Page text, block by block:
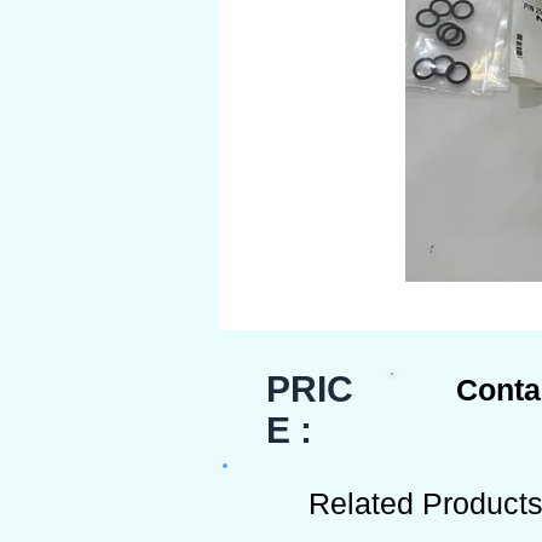
PRIC
E :
Related Products